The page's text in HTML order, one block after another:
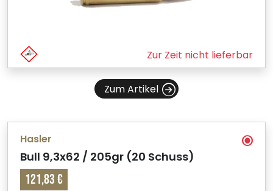
Zur Zeit nicht lieferbar
Zum Artikel
Hasler
Bull 9,3x62 / 205gr (20 Schuss)
121,83 €